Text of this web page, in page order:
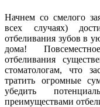
Начнем со смелого
всех случаях)
отбеливания зубов в
дома!
отбеливания
стоматологам, что
тратить огромные
убедить
преимуществами